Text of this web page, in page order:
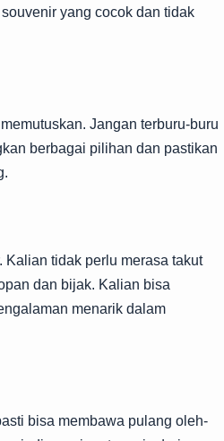
yang cocok dan tidak
Jangan terburu-buru
berbagai pilihan dan pastikan
tidak perlu merasa takut
dan bijak. Kalian bisa
menarik dalam
bisa membawa pulang oleh-